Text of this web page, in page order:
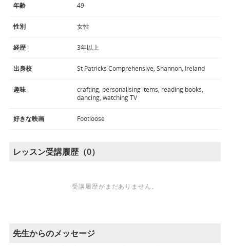
年齢 49
性別 女性
経歴 3年以上
出身校 St Patricks Comprehensive, Shannon, Ireland
趣味
crafting, personalising items, reading books,
dancing, watching TV
好きな映画 Footloose
レッスン受講履歴（0）
受講履歴がまだありません。
先生からのメッセージ